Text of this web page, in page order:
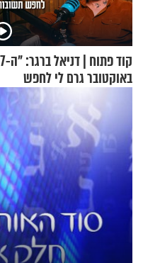
קוד פתוח | דניאל ברגר: "ה-7
באוקטובר גרם לי לחפש